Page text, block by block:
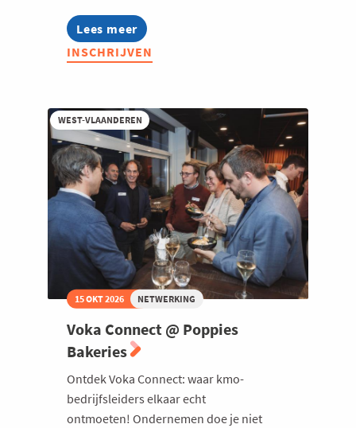
Lees meer
about
Transport
&
INSCHRIJVEN
WEST-VLAANDEREN
15 OKT 2026 NETWERKING
Voka Connect @ Poppies
Bakeries
Ontdek Voka Connect: waar kmo-
bedrijfsleiders elkaar echt
ontmoeten! Ondernemen doe je niet